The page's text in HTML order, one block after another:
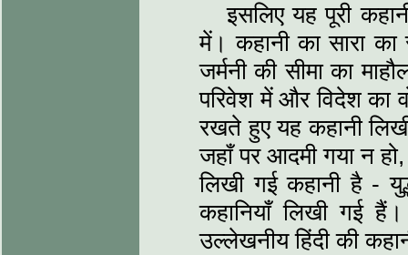
इसलिए यह पूरी
में। कहानी का सारा
जर्मनी की सीमा का
परिवेश में और विदेश का
रखते हुए यह कहानी
जहाँ पर आदमी गया न
लिखी गई कहानी है -
कहानियाँ लिखी गई
उल्‍लेखनीय हिंदी की